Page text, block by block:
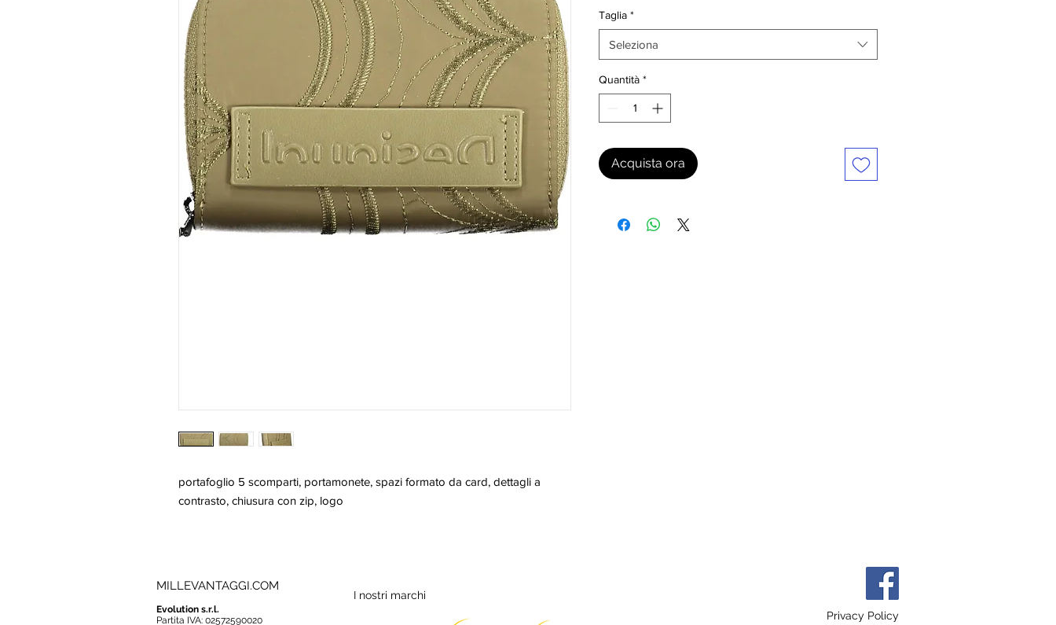
portafoglio 5 scomparti, portamonete, spazi formato da card, dettagli a
contrasto, chiusura con zip, logo
Taglia *
Seleziona
Quantità *
Acquista ora
MILLEVANTAGGI.COM
Evolution s.r.l.
Partita IVA: 02572590020
I nostri marchi
Privacy Policy